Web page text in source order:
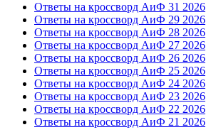
Ответы на кроссворд АиФ 31 2026
Ответы на кроссворд АиФ 29 2026
Ответы на кроссворд АиФ 28 2026
Ответы на кроссворд АиФ 27 2026
Ответы на кроссворд АиФ 26 2026
Ответы на кроссворд АиФ 25 2026
Ответы на кроссворд АиФ 24 2026
Ответы на кроссворд АиФ 23 2026
Ответы на кроссворд АиФ 22 2026
Ответы на кроссворд АиФ 21 2026